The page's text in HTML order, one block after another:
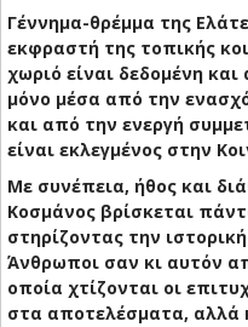
Γέννημα-θρέμμα της
εκφραστή της τοπικής
χωριό είναι δεδομένη
μόνο μέσα από την
και από την ενεργή
είναι εκλεγμένος στην
Με συνέπεια, ήθος και
Κοσμάνος βρίσκεται
στηρίζοντας την
Άνθρωποι σαν κι αυτόν
οποία χτίζονται οι
στα αποτελέσματα, αλλά